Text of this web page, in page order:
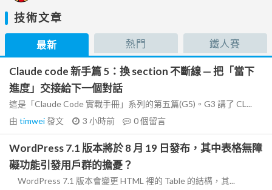
技術文章
最新 熱門 鐵人賽
Claude code 新手篇 5：換 section 不斷線 — 把「當下
進度」交接給下一個對話
這是「Claude Code 實戰手冊」系列的第五篇(G5)。G3 講了 CL...
由 timwei發文 3 小時前 0個留言
WordPress 7.1 版本將於 8 月 19 日發布，其中表格無障
礙功能引發用戶群的擔憂？
WordPress 7.1 版本會變更 HTML 裡的 Table 的結構，其...